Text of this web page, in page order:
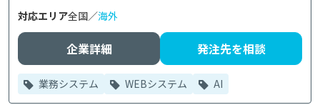
対応エリア全国／海外
企業詳細 発注先を相談
業務システム WEBシステム AI